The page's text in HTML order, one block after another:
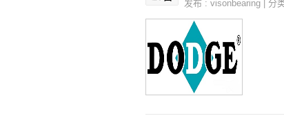
发布 : visonbearing | 分